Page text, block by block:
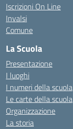
Iscrizioni On Line
Invalsi
Comune
La Scuola
Presentazione
I luoghi
I numeri della scuola
Le carte della scuola
Organizzazione
La storia